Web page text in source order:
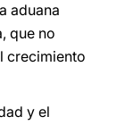
aduana
que no
crecimiento
y el